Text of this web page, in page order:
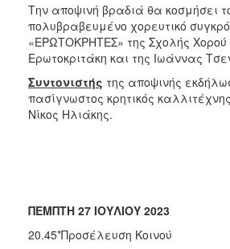
Την αποψινή βραδιά θα κοσμήσει
πολυβραβευμένο χορευτικό
«ΕΡΩΤΟΚΡΗΤΕΣ» της Σχολής
Ερωτοκριτάκη και της Ιωάννας
Συντονιστής της αποψινής
πασίγνωστος κρητικός
Νίκος Ηλιάκης.
ΠΕΜΠΤΗ 27 ΙΟΥΛΙΟΥ 2023
20.45*Προσέλευση Κοινού